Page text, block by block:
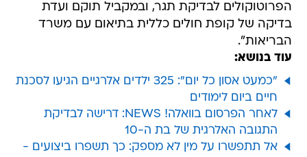
הפרוטוקולים לבדיקת תגר, ובמקביל תוקם ועדת
בדיקה של קופת חולים כללית בתיאום עם משרד
הבריאות".
עוד בנושא:
"כמעט אסון כל יום": 325 ילדים אלרגיים הגיעו לסכנת
חיים ביום לימודים
לאחר הפרסום בוואלה! NEWS: דרישה לבדיקת
התגובה האלרגית של בת ה-10
אל תתפשרו על מין לא מספק: כך תשפרו ביצועים -